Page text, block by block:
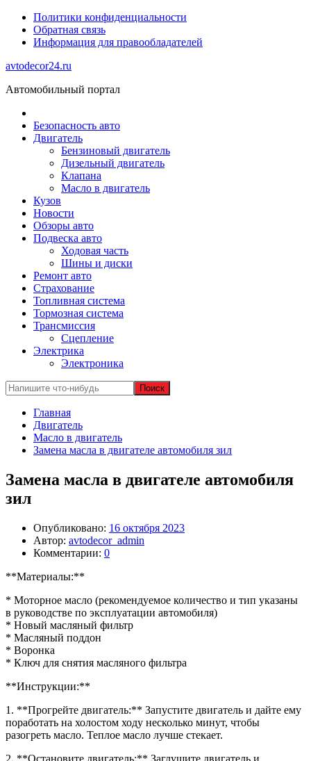
Политики конфиденциальности
Обратная связь
Информация для правообладателей
avtodecor24.ru
Автомобильный портал
Безопасность авто
Двигатель
Бензиновый двигатель
Дизельный двигатель
Клапана
Масло в двигатель
Кузов
Новости
Обзоры авто
Подвеска авто
Ходовая часть
Шины и диски
Ремонт авто
Страхование
Топливная система
Тормозная система
Трансмиссия
Сцепление
Электрика
Электроника
Главная
Двигатель
Масло в двигатель
Замена масла в двигателе автомобиля зил
Замена масла в двигателе автомобиля
зил
Опубликовано: 16 октября 2023
Автор: avtodecor_admin
Комментарии: 0
**Материалы:**
* Моторное масло (рекомендуемое количество и тип указаны
в руководстве по эксплуатации автомобиля)
* Новый масляный фильтр
* Масляный поддон
* Воронка
* Ключ для снятия масляного фильтра
**Инструкции:**
1. **Прогрейте двигатель:** Запустите двигатель и дайте ему
поработать на холостом ходу несколько минут, чтобы
разогреть масло. Теплое масло лучше стекает.
2. **Остановите двигатель:** Заглушите двигатель и